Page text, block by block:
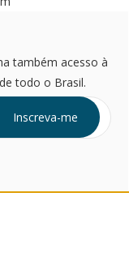
também acesso à
todo o Brasil.
Inscreva-me